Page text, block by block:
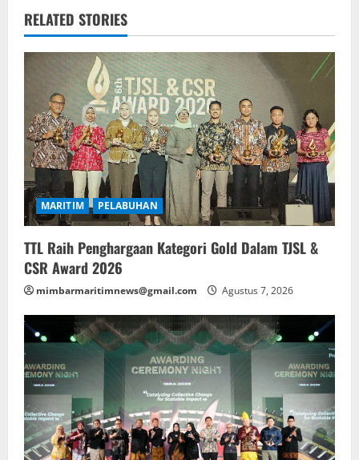
RELATED STORIES
MARITIM PELABUHAN
TTL Raih Penghargaan Kategori Gold Dalam TJSL &
CSR Award 2026
mimbarmaritimnews@gmail.com Agustus 7, 2026